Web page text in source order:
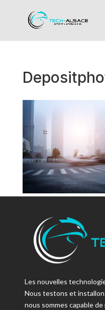
Les nouvelles
Nous testons et
nous sommes capable